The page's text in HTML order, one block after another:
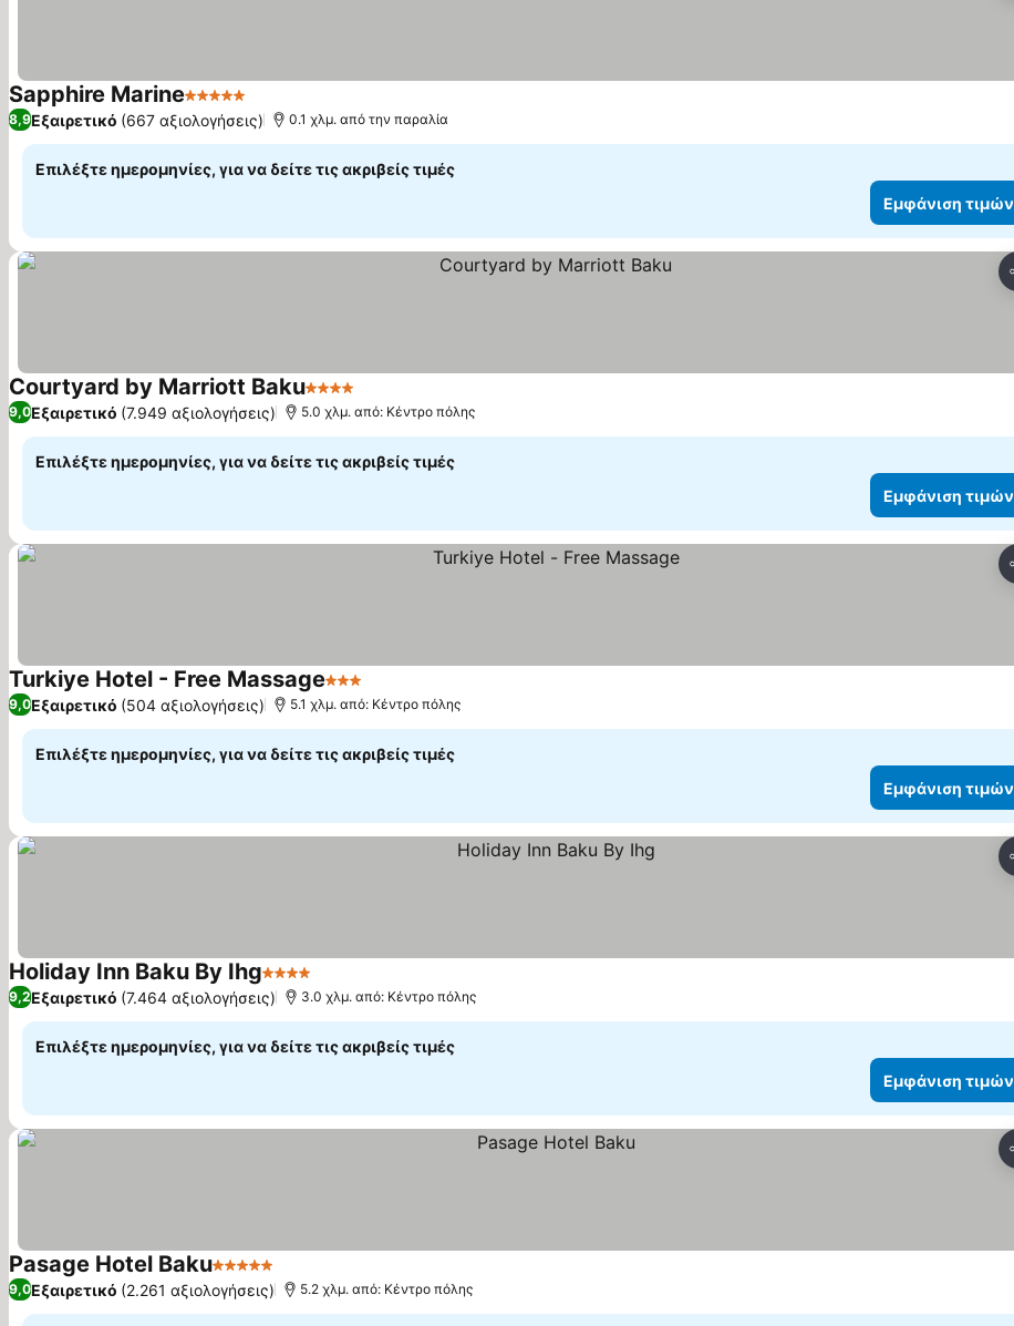
Sapphire Marine5 ΑστέριαΕμφάνιση τιμών
8,9Εξαιρετικό (667 αξιολογήσεις) 0.1 χλμ. από την παραλία
Επιλέξτε ημερομηνίες, για να δείτε τις ακριβείς τιμές
Εμφάνιση τιμών
Courtyard by Marriott Baku4 Αστέρια
9,0Εξαιρετικό (7.949 αξιολογήσεις) 5.0 χλμ. από: Κέντρο πόλης
Επιλέξτε ημερομηνίες, για να δείτε τις ακριβείς τιμές
Εμφάνιση τιμών
Turkiye Hotel - Free Massage3 Αστέρια
9,0Εξαιρετικό (504 αξιολογήσεις) 5.1 χλμ. από: Κέντρο πόλης
Επιλέξτε ημερομηνίες, για να δείτε τις ακριβείς τιμές
Εμφάνιση τιμών
Holiday Inn Baku By Ihg4 Αστέρια
9,2Εξαιρετικό (7.464 αξιολογήσεις) 3.0 χλμ. από: Κέντρο πόλης
Επιλέξτε ημερομηνίες, για να δείτε τις ακριβείς τιμές
Εμφάνιση τιμών
Pasage Hotel Baku5 ΑστέριαΕμφάνιση τιμών
9,0Εξαιρετικό (2.261 αξιολογήσεις) 5.2 χλμ. από: Κέντρο πόλης